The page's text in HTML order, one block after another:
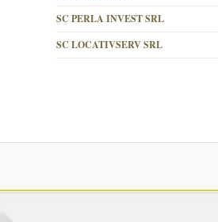
SC PERLA INVEST SRL
SC LOCATIVSERV SRL